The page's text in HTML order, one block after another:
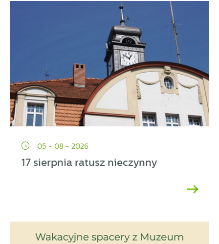
05 - 08 - 2026
17 sierpnia ratusz nieczynny
partnerami oraz innych dostawców usług. Firmy te działają
w charakterze pośredników prezentujących nasze treści w
postaci wiadomości, ofert, komunikatów mediów